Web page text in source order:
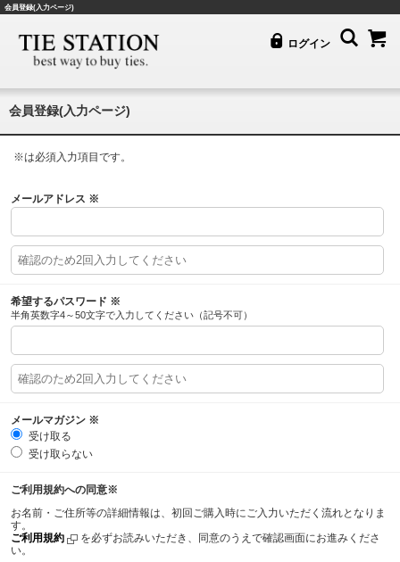
会員登録(入力ページ)
ログイン
会員登録(入力ページ)
※は必須入力項目です。
メールアドレス ※
希望するパスワード ※
半角英数字4～50文字で入力してください（記号不可）
メールマガジン ※
受け取る
受け取らない
ご利用規約への同意※
お名前・ご住所等の詳細情報は、初回ご購入時にご入力いただく流れとなりま
す。
ご利用規約
を必ずお読みいただき、同意のうえで確認画面にお進みくださ
い。